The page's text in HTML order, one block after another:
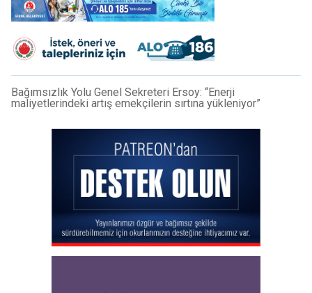
Bağımsızlık Yolu Genel Sekreteri Ersoy: “Enerji
maliyetlerindeki artış emekçilerin sırtına yükleniyor”